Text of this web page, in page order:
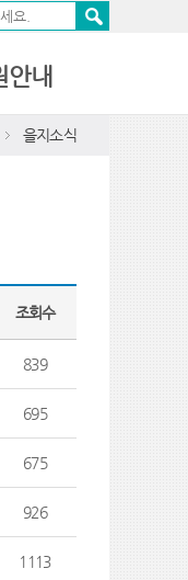
안내
을지소식
조회수
839
695
675
926
1113